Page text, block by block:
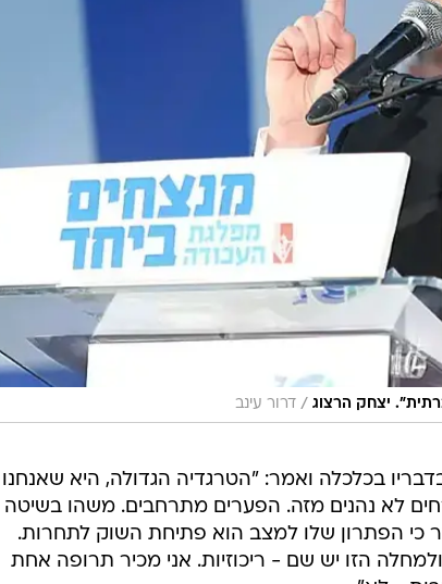
יצחק הרצוג / דרור עינב
בכלכלה ואמר: "הטרגדיה הגדולה, היא שאנחנו
לא נהנים מזה. הפערים מתרחבים. משהו בשיטה
כי הפתרון שלו למצב הוא פתיחת השוק לתחרות.
הזו יש שם - ריכוזיות. אני מכיר תרופה אחת